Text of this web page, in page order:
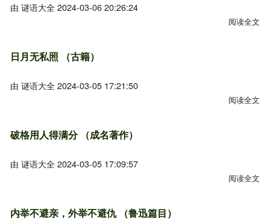
由 谜语大全2024-03-06 20:26:24
阅读全文
日月无私照 （古籍）
由 谜语大全2024-03-05 17:21:50
阅读全文
破格用人得满分 （成名著作）
由 谜语大全2024-03-05 17:09:57
阅读全文
内举不避亲，外举不避仇 （鲁迅篇目）